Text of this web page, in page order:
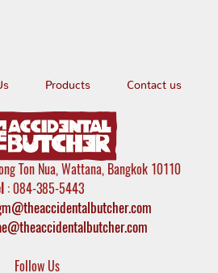
Products Contact us
Ton Nua, Wattana, Bangkok 10110
: 084-385-5443
Follow Us